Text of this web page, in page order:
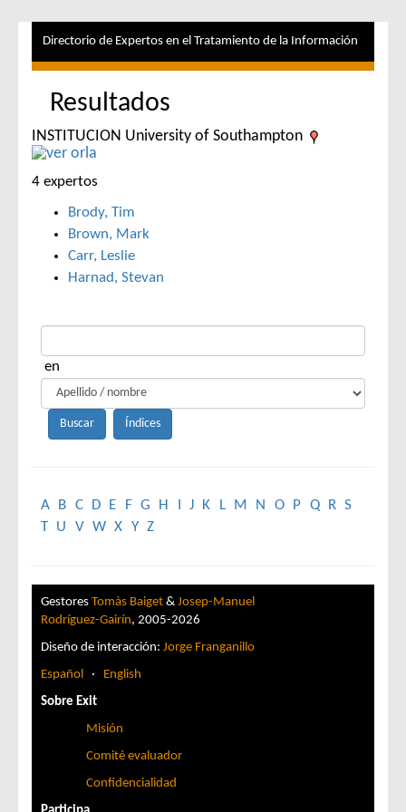
Directorio de Expertos en el Tratamiento de la Información
Resultados
INSTITUCION University of Southampton
4 expertos
Brody, Tim
Brown, Mark
Carr, Leslie
Harnad, Stevan
en
A B C D E F G H J K L M N O P Q R S
T U V W X Y Z
Gestores Tomàs Baiget & Josep-Manuel
Rodríguez-Gairín, 2005-2026
Diseño de interacción: Jorge Franganillo
Español · English
Sobre Exit
Misión
Comité evaluador
Confidencialidad